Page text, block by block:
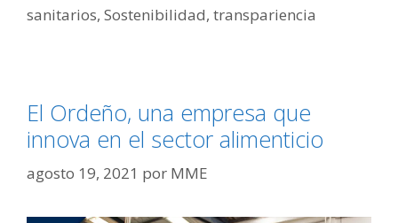
sanitarios, Sostenibilidad, transpariencia
El Ordeño, una empresa que
innova en el sector alimenticio
agosto 19, 2021 por MME